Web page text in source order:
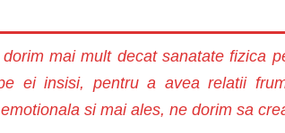
mai mult decat sanatate fizica
ei insisi, pentru a avea relatii
si mai ales, ne dorim sa